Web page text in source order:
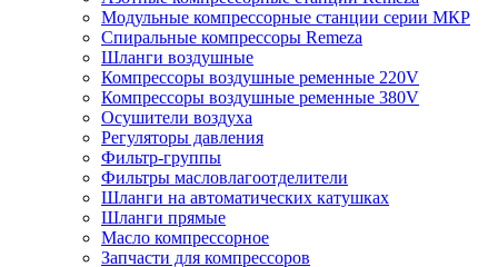
Модульные компрессорные станции серии МКР
Спиральные компрессоры Remeza
Шланги воздушные
Компрессоры воздушные ременные 220V
Компрессоры воздушные ременные 380V
Осушители воздуха
Регуляторы давления
Фильтр-группы
Фильтры масловлагоотделители
Шланги на автоматических катушках
Шланги прямые
Масло компрессорное
Запчасти для компрессоров